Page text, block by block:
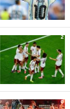
2
0